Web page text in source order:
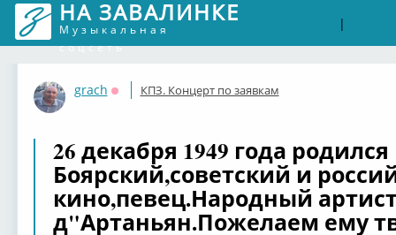
НА ЗАВАЛИНКЕ
Музыкальная
соцсеть
|
grach
Оффлайн
КПЗ. Концерт по заявкам
26 декабря 1949 года
Боярский,советский и
кино,певец.Народный
д"Артаньян.Пожелаем ему